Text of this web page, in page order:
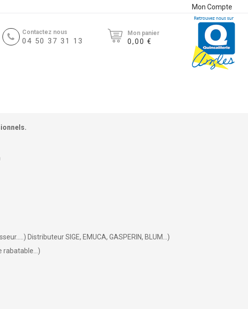
Mon Compte
Contactez nous
04 50 37 31 13
Mon panier
0,00 €
Distributeur SIGE, EMUCA, GASPERIN, BLUM...)
rabatable...)